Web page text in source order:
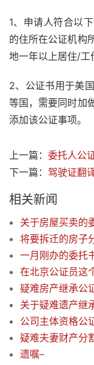
1、申请人符合以
的住所在公证机构
地一年以上居住/工
2、公证书用于美
等国，需要同时加
添加该公证事项。
上一篇： 委托人公
下一篇： 驾驶证翻
相关新闻
关于房屋买卖的
将要拆迁的房子
在北京公证员这
疑难房产继承公
关于疑难遗产继
公司主体资格公
疑难夫妻财产分
遗嘱–